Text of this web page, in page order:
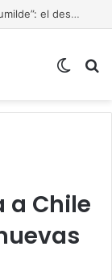
Paola Jara presenta “Mi Momento Más Humilde”: el despecho deja de llorarse y comienza a cantarse con seguridad
Switch
a Chile